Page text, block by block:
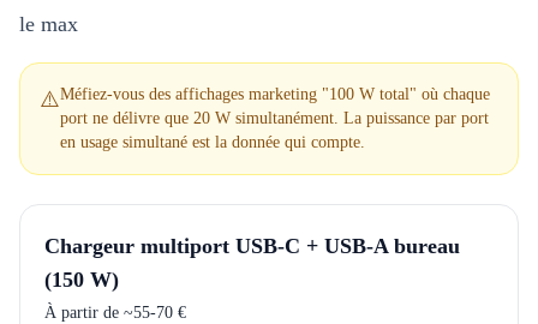
le max
⚠️Méfiez-vous des affichages marketing "100 W total" où chaque
port ne délivre que 20 W simultanément. La puissance par port
en usage simultané est la donnée qui compte.
Chargeur multiport USB-C + USB-A bureau
(150 W)
À partir de ~55-70 €